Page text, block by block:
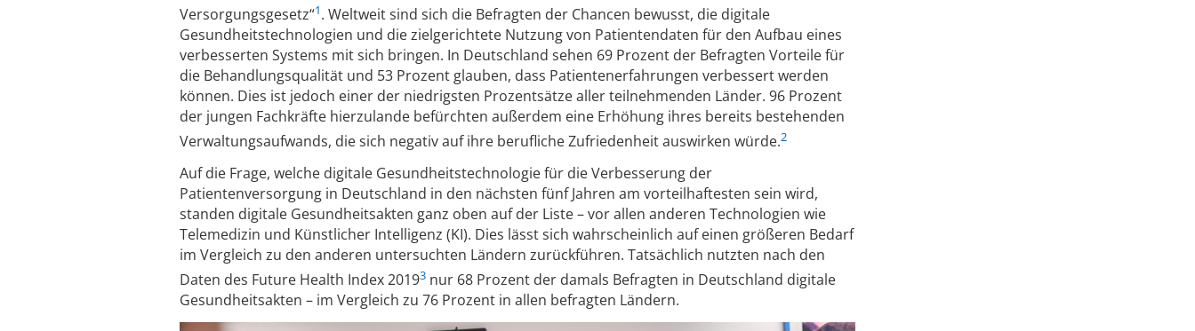
Versorgungsgesetz“1. Weltweit sind sich die Befragten der Chancen bewusst, die digitale
Gesundheitstechnologien und die zielgerichtete Nutzung von Patientendaten für den Aufbau eines
verbesserten Systems mit sich bringen. In Deutschland sehen 69 Prozent der Befragten Vorteile für
die Behandlungsqualität und 53 Prozent glauben, dass Patientenerfahrungen verbessert werden
können. Dies ist jedoch einer der niedrigsten Prozentsätze aller teilnehmenden Länder. 96 Prozent
der jungen Fachkräfte hierzulande befürchten außerdem eine Erhöhung ihres bereits bestehenden
Verwaltungsaufwands, die sich negativ auf ihre berufliche Zufriedenheit auswirken würde.2
Auf die Frage, welche digitale Gesundheitstechnologie für die Verbesserung der
Patientenversorgung in Deutschland in den nächsten fünf Jahren am vorteilhaftesten sein wird,
standen digitale Gesundheitsakten ganz oben auf der Liste – vor allen anderen Technologien wie
Telemedizin und Künstlicher Intelligenz (KI). Dies lässt sich wahrscheinlich auf einen größeren Bedarf
im Vergleich zu den anderen untersuchten Ländern zurückführen. Tatsächlich nutzten nach den
Daten des Future Health Index 20193 nur 68 Prozent der damals Befragten in Deutschland digitale
Gesundheitsakten – im Vergleich zu 76 Prozent in allen befragten Ländern.